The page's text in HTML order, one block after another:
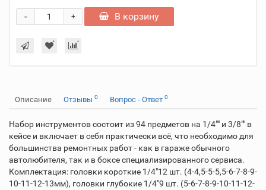
+
- В корзину
Описание Отзывы 0 Вопрос - Ответ 0
Набор инструментов состоит из 94 предметов на 1/4"" и 3/8"" в
кейсе и включает в себя практически всё, что необходимо для
большинства ремонтных работ - как в гараже обычного
автолюбителя, так и в боксе специализированного сервиса.
Комплектация: головки короткие 1/4"12 шт. (4-4,5-5-5,5-6-7-8-9-
10-11-12-13мм), головки глубокие 1/4"9 шт. (5-6-7-8-9-10-11-12-